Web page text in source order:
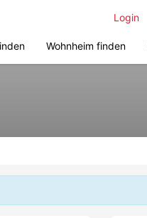
Login
Wohnheim finden